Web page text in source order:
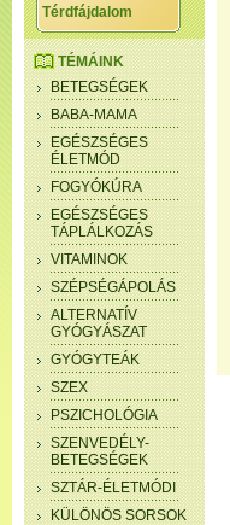
Térdfájdalom
TÉMÁINK
BETEGSÉGEK
BABA-MAMA
EGÉSZSÉGES
ÉLETMÓD
FOGYÓKÚRA
EGÉSZSÉGES
TÁPLÁLKOZÁS
VITAMINOK
SZÉPSÉGÁPOLÁS
ALTERNATÍV
GYÓGYÁSZAT
GYÓGYTEÁK
SZEX
PSZICHOLÓGIA
SZENVEDÉLY-
BETEGSÉGEK
SZTÁR-ÉLETMÓDI
KÜLÖNÖS SORSOK